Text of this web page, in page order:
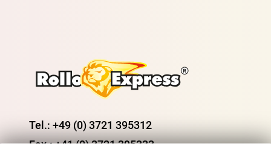
Tel.: +49 (0) 3721 395312
Fax.: +41 (0) 3721 395333